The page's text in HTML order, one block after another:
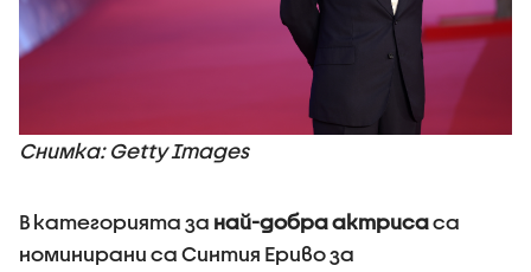
Снимка: Getty Images
В категорията за най-добра актрисаса
номинирани са Синтия Ериво за